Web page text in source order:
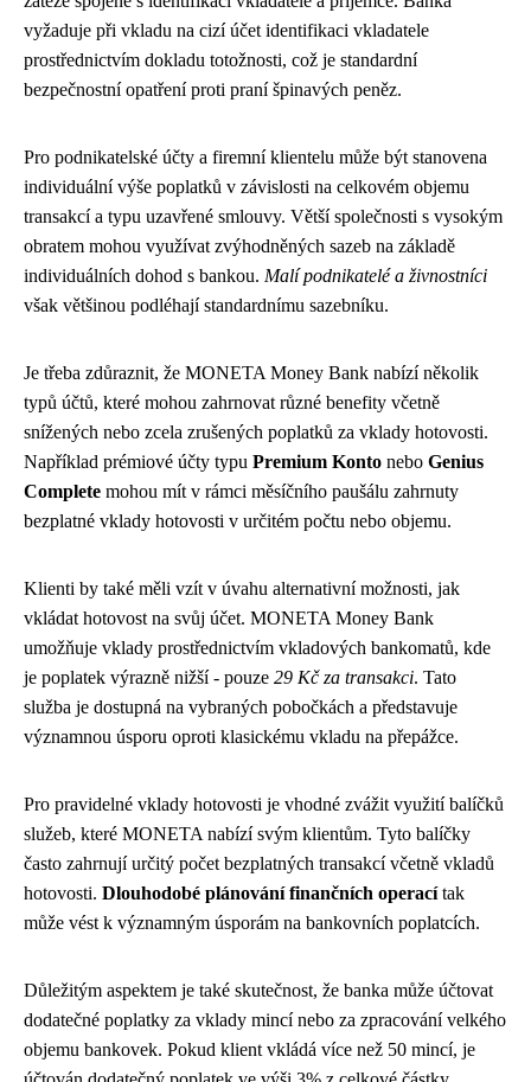
vyžaduje při vkladu na cizí účet identifikaci vkladatele
prostřednictvím dokladu totožnosti, což je standardní
bezpečnostní opatření proti praní špinavých peněz.
Pro podnikatelské účty a firemní klientelu může být stanovena
individuální výše poplatků v závislosti na celkovém objemu
transakcí a typu uzavřené smlouvy. Větší společnosti s vysokým
obratem mohou využívat zvýhodněných sazeb na základě
individuálních dohod s bankou. Malí podnikatelé a živnostníci
však většinou podléhají standardnímu sazebníku.
Je třeba zdůraznit, že MONETA Money Bank nabízí několik
typů účtů, které mohou zahrnovat různé benefity včetně
snížených nebo zcela zrušených poplatků za vklady hotovosti.
Například prémiové účty typu Premium Konto nebo Genius
Complete mohou mít v rámci měsíčního paušálu zahrnuty
bezplatné vklady hotovosti v určitém počtu nebo objemu.
Klienti by také měli vzít v úvahu alternativní možnosti, jak
vkládat hotovost na svůj účet. MONETA Money Bank
umožňuje vklady prostřednictvím vkladových bankomatů, kde
je poplatek výrazně nižší - pouze 29 Kč za transakci. Tato
služba je dostupná na vybraných pobočkách a představuje
významnou úsporu oproti klasickému vkladu na přepážce.
Pro pravidelné vklady hotovosti je vhodné zvážit využití balíčků
služeb, které MONETA nabízí svým klientům. Tyto balíčky
často zahrnují určitý počet bezplatných transakcí včetně vkladů
hotovosti. Dlouhodobé plánování finančních operacítak
může vést k významným úsporám na bankovních poplatcích.
Důležitým aspektem je také skutečnost, že banka může účtovat
dodatečné poplatky za vklady mincí nebo za zpracování velkého
objemu bankovek. Pokud klient vkládá více než 50 mincí, je